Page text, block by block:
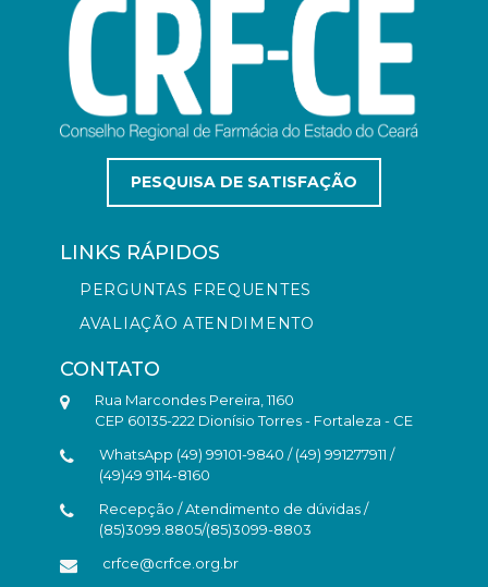
PESQUISA DE SATISFAÇÃO
LINKS RÁPIDOS
PERGUNTAS FREQUENTES
AVALIAÇÃO ATENDIMENTO
CONTATO
Rua Marcondes Pereira, 1160
CEP 60135-222 Dionísio Torres - Fortaleza - CE
WhatsApp (49) 99101-9840 / (49) 991277911 /
(49)49 9114-8160
Recepção / Atendimento de dúvidas /
(85)3099.8805/(85)3099-8803
crfce@crfce.org.br